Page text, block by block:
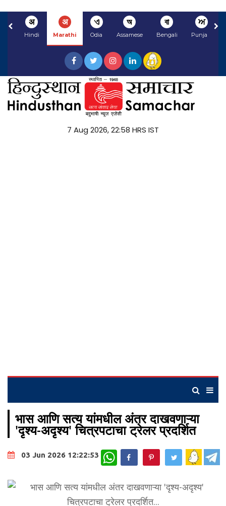
अ
Hindi
अ
Marathi
ଏ
Odia
অ
Assamese
বা
Bengali
ਅ
Punjabi
7 Aug 2026, 22:58 HRS IST
भास आणि सत्य यांमधील अंतर दाखवणाऱ्या
'दृश्य-अदृश्य' चित्रपटाचा ट्रेलर प्रदर्शित
03 Jun 2026 12:22:53 WhatsApp